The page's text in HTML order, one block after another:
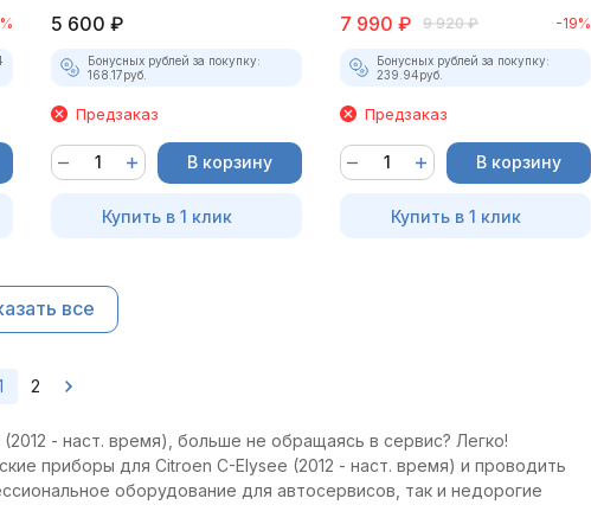
5 600 ₽
Бонусных рублей за покупку:
168.17руб.
Предзаказ
В корзину
Купить в 1 клик
7 990 ₽ 9 920 ₽ -19%
Бонусных рублей за покупку:
239.94руб.
Предзаказ
В корзину
Купить в 1 клик
все
2
- наст. время), больше не обращаясь в сервис? Легко!
приборы для Citroen C-Elysee (2012 - наст. время) и проводить
оборудование для автосервисов, так и недорогие